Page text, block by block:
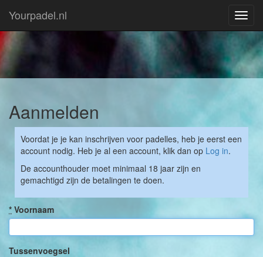
Yourpadel.nl
Aanmelden
Voordat je je kan inschrijven voor padelles, heb je eerst een
account nodig. Heb je al een account, klik dan op Log in.
De accounthouder moet minimaal 18 jaar zijn en
gemachtigd zijn de betalingen te doen.
* Voornaam
Tussenvoegsel